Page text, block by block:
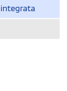
integrata